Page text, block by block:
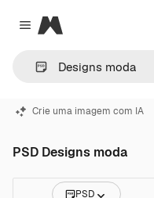
Close menu
Magnific
Crie uma imagem com IA
PSD Designs moda
PSD